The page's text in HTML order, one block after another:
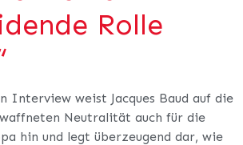
Rolle
Interview weist Jacques Baud auf die
Neutralität auch für die
hin und legt überzeugend dar, wie